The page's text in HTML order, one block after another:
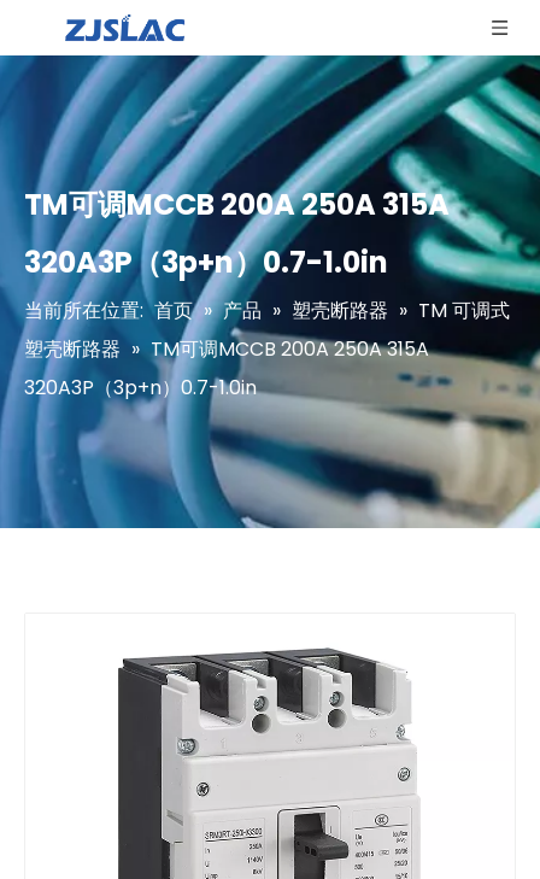
TM可调MCCB 200A 250A 315A
320A3P（3p+n）0.7-1.0in
当前所在位置: 首页 » 产品 » 塑壳断路器 » TM 可调式
塑壳断路器 » TM可调MCCB 200A 250A 315A
320A3P（3p+n）0.7-1.0in